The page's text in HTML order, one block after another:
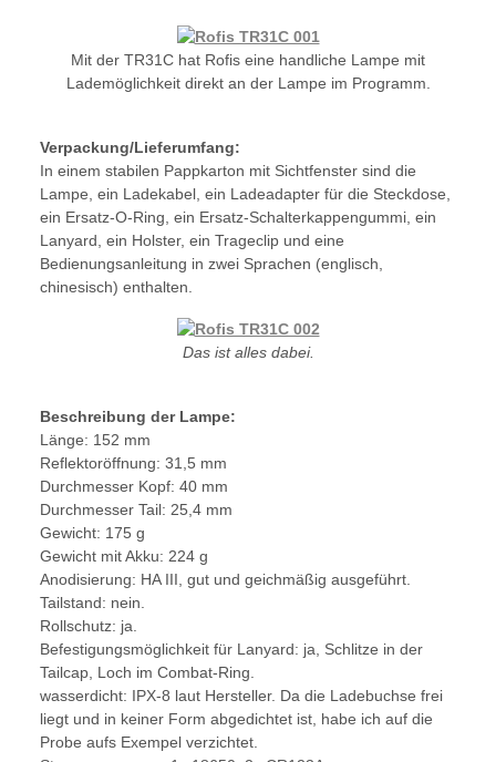
Mit der TR31C hat Rofis eine handliche Lampe mit
Lademöglichkeit direkt an der Lampe im Programm.
Verpackung/Lieferumfang:
In einem stabilen Pappkarton mit Sichtfenster sind die
Lampe, ein Ladekabel, ein Ladeadapter für die Steckdose,
ein Ersatz-O-Ring, ein Ersatz-Schalterkappengummi, ein
Lanyard, ein Holster, ein Trageclip und eine
Bedienungsanleitung in zwei Sprachen (englisch,
chinesisch) enthalten.
Das ist alles dabei.
Beschreibung der Lampe:
Länge: 152 mm
Reflektoröffnung: 31,5 mm
Durchmesser Kopf: 40 mm
Durchmesser Tail: 25,4 mm
Gewicht: 175 g
Gewicht mit Akku: 224 g
Anodisierung: HA III, gut und geichmäßig ausgeführt.
Tailstand: nein.
Rollschutz: ja.
Befestigungsmöglichkeit für Lanyard: ja, Schlitze in der
Tailcap, Loch im Combat-Ring.
wasserdicht: IPX-8 laut Hersteller. Da die Ladebuchse frei
liegt und in keiner Form abgedichtet ist, habe ich auf die
Probe aufs Exempel verzichtet.